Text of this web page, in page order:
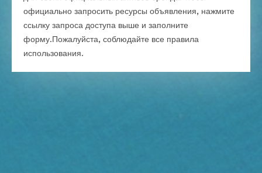
официально запросить ресурсы объявления, нажмите
ссылку запроса доступа выше и заполните
форму.Пожалуйста, соблюдайте все правила
использования.